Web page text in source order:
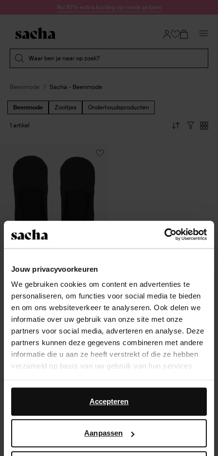
Jouw privacyvoorkeuren
We gebruiken cookies om content en advertenties te
personaliseren, om functies voor social media te bieden
en om ons websiteverkeer te analyseren. Ook delen we
informatie over uw gebruik van onze site met onze
partners voor social media, adverteren en analyse. Deze
partners kunnen deze gegevens combineren met andere
informatie die u aan ze heeft verstrekt of die ze hebben
verzameld op basis van uw gebruik van hun services.
Daarnaast werken wij samen met Google voor
advertentie- en meetdoeleinden. Meer informatie over
hoe Google uw persoonsgegevens gebruikt, vindt u op
Accepteren
Aanpassen
Doorgaan naar artikelNu 10% extra korting op ronde prijzen
Waar ben je naar op zoek?
Beenmode Sacha - Beenmode
Beenmode Zooltjes Onderhoudsproducten
1 artikel
Sneakersokken invisible zwart - 2
paar
9.99
Over Sacha
Klantenservice
Verzending & levering
Ruilen & retourneren
Vacatures